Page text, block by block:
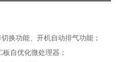
换功能、开机自动排气功能；
自优化微处理器；